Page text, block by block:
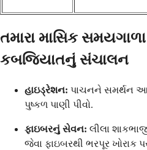
તમારા માસિક
કબજિયાતનું સંચાલન
હાઇડ્રેશન: પાચનને સમર્થન
પુષ્કળ પાણી પીવો.
ફાઇબરનું સેવન: લીલા
જેવા ફાઇબરથી ભરપૂર ખોરાક